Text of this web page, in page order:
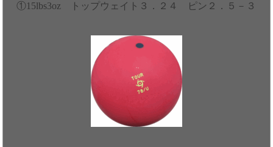
①15lbs3oz トップウェイト３．２４ ピン２．５－３